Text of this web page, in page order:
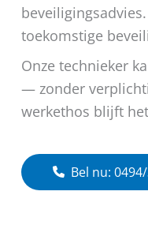
toekomstige
Onze technieker
— zonder
werkethos blijft
Bel nu: